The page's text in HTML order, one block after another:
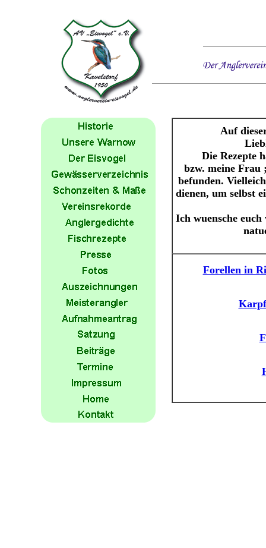
Auf
Die Rezepte
bzw. meine Frau
befunden.
dienen, um selbst
Ich wuensche
Forellen in